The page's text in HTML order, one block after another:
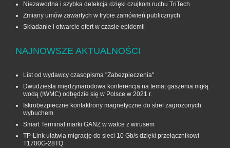
Niezawodna i szybka detekcja dzięki czujkom ruchu TriTech
Zmiany umów zawartych w trybie zamówień publicznych
Składanie i otwarcie ofert w czasie epidemii
NAJNOWSZE AKTUALNOŚCI
List od wydawcy czasopisma "Zabezpieczenia"
Dwudziesta międzynarodowa konferencja na temat gaszenia mgłą
wodą (IWMC) odbędzie się w Polsce w 2021 r.
Iskrobezpieczne kontaktrony magnetyczne do stref zagrożonych
wybuchem
Smart Terminal marki GANZ w walce z wirusem
TP-Link ułatwia migrację do sieci 10 Gb/s dzięki przełącznikowi
T1700G‑28TQ